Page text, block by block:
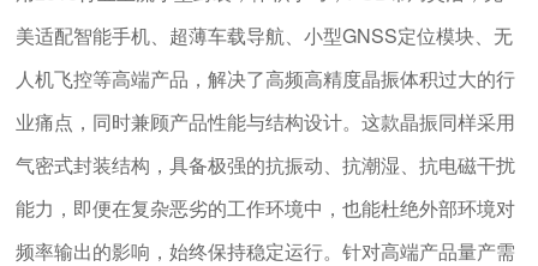
美适配智能手机、超薄车载导航、小型GNSS定位模块、无
人机飞控等高端产品，解决了高频高精度晶振体积过大的行
业痛点，同时兼顾产品性能与结构设计。这款晶振同样采用
气密式封装结构，具备极强的抗振动、抗潮湿、抗电磁干扰
能力，即便在复杂恶劣的工作环境中，也能杜绝外部环境对
频率输出的影响，始终保持稳定运行。针对高端产品量产需